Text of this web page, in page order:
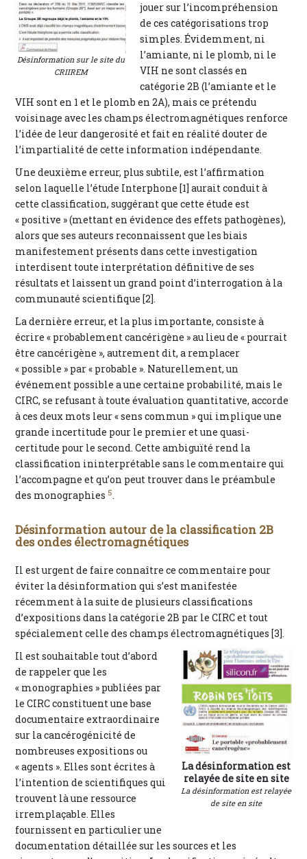
Désinformation sur le site du
CRIIREM
jouer sur l’incompréhension
de ces catégorisations trop
simples. Évidemment, ni
l’amiante, ni le plomb, ni le
VIH ne sont classés en
catégorie 2B (l’amiante et le
VIH sont en 1 et le plomb en 2A), mais ce prétendu
voisinage avec les champs électromagnétiques renforce
l’idée de leur dangerosité et fait en réalité douter de
l’impartialité de cette information indépendante.
Une deuxième erreur, plus subtile, est l’affirmation
selon laquelle l’étude Interphone [1] aurait conduit à
cette classification, suggérant que cette étude est
« positive » (mettant en évidence des effets pathogènes),
alors que ses auteurs reconnaissent que les biais
manifestement présents dans cette investigation
interdisent toute interprétation définitive de ses
résultats et laissent un grand point d’interrogation à la
communauté scientifique [2].
La dernière erreur, et la plus importante, consiste à
écrire « probablement cancérigène » au lieu de « pourrait
être cancérigène », autrement dit, a remplacer
« possible » par « probable ». Naturellement, un
événement possible a une certaine probabilité, mais le
CIRC, se refusant à toute évaluation quantitative, accorde
à ces deux mots leur « sens commun » qui implique une
grande incertitude pour le premier et une quasi-
certitude pour le second. Cette ambiguïté rend la
classification ininterprétable sans le commentaire qui
l’accompagne et qu’on peut trouver dans le préambule
des monographies 5.
Désinformation autour de la classification 2B
des ondes électromagnétiques
Il est urgent de faire connaître ce commentaire pour
éviter la désinformation qui s’est manifestée
récemment à la suite de plusieurs classifications
d’expositions dans la catégorie 2B par le CIRC et tout
spécialement celle des champs électromagnétiques [3].
La désinformation est
relayée de site en site
La désinformation est relayée
de site en site
Il est souhaitable tout d’abord
de rappeler que les
« monographies » publiées par
le CIRC constituent une base
documentaire extraordinaire
sur la cancérogénicité de
nombreuses expositions ou
« agents ». Elles sont écrites à
l’intention de scientifiques qui
trouvent là une ressource
irremplaçable. Elles
fournissent en particulier une
documentation détaillée sur les sources et les